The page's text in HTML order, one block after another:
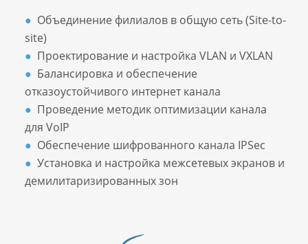
Объединение филиалов в общую сеть (Site-to-
site)
Проектирование и настройка VLAN и VXLAN
Балансировка и обеспечение
отказоустойчивого интернет канала
Проведение методик оптимизации канала
для VoIP
Обеспечение шифрованного канала IPSec
Установка и настройка межсетевых экранов и
демилитаризированных зон